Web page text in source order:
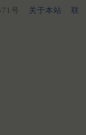
号 关于本站
联